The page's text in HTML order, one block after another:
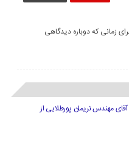
زمانی که دوباره دیدگاهی
آقای مهندس نریمان پورطلایی از